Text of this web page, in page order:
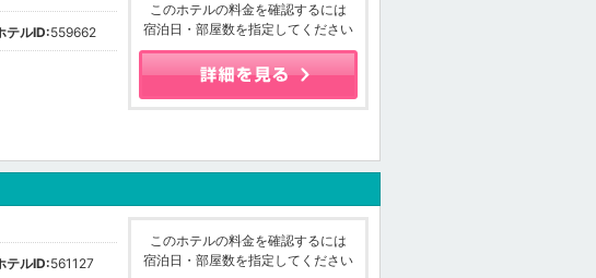
テルID:559662
このホテルの料金を確認するには
宿泊日・部屋数を指定してください
テルID:561127
このホテルの料金を確認するには
宿泊日・部屋数を指定してください